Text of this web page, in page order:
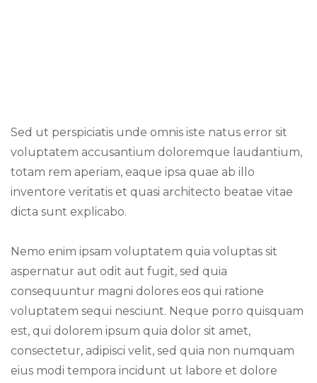
Sed ut perspiciatis unde omnis iste natus error sit
voluptatem accusantium doloremque laudantium,
totam rem aperiam, eaque ipsa quae ab illo
inventore veritatis et quasi architecto beatae vitae
dicta sunt explicabo.
Nemo enim ipsam voluptatem quia voluptas sit
aspernatur aut odit aut fugit, sed quia
consequuntur magni dolores eos qui ratione
voluptatem sequi nesciunt. Neque porro quisquam
est, qui dolorem ipsum quia dolor sit amet,
consectetur, adipisci velit, sed quia non numquam
eius modi tempora incidunt ut labore et dolore